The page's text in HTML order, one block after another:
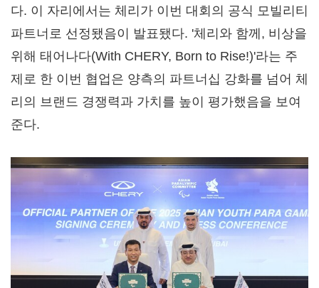
다. 이 자리에서는 체리가 이번 대회의 공식 모빌리티
파트너로 선정됐음이 발표됐다. '체리와 함께, 비상을
위해 태어나다(With CHERY, Born to Rise!)'라는 주
제로 한 이번 협업은 양측의 파트너십 강화를 넘어 체
리의 브랜드 경쟁력과 가치를 높이 평가했음을 보여
준다.